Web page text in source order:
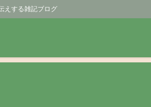
えする雑記ブログ